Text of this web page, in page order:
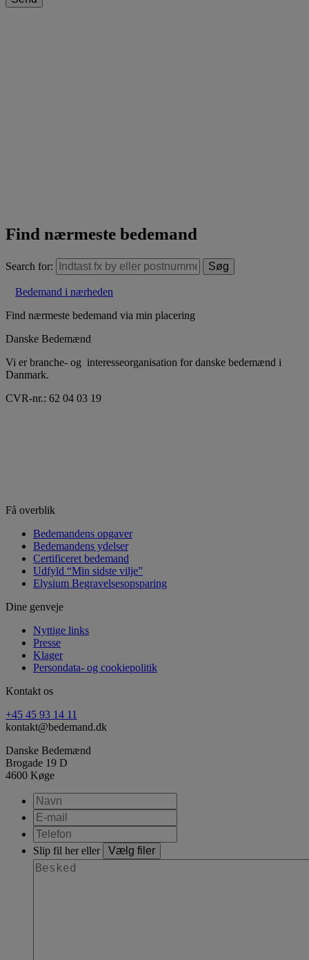
Find nærmeste bedemand
Search for:
Bedemand i nærheden
Find nærmeste bedemand via min placering
Danske Bedemænd
Vi er branche- og interesseorganisation for danske bedemænd i
Danmark.
CVR-nr.: 62 04 03 19
Få overblik
Bedemandens opgaver
Bedemandens ydelser
Certificeret bedemand
Udfyld “Min sidste vilje”
Elysium Begravelsesopsparing
Dine genveje
Nyttige links
Presse
Klager
Persondata- og cookiepolitik
Kontakt os
+45 45 93 14 11
kontakt@bedemand.dk
Danske Bedemænd
Brogade 19 D
4600 Køge
Slip fil her eller